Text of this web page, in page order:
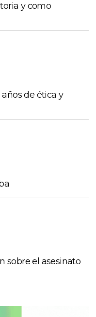
y como
de ética y
sobre el asesinato